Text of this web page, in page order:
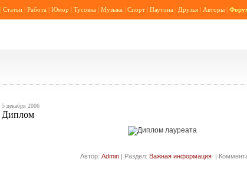
| Статьи | Работа | Юмор | Тусовка | Музыка | Спорт | Паутина | Друзья | Авторы |
5 декабря 2006
Диплом
Автор: Admin | Раздел: Важная информация |